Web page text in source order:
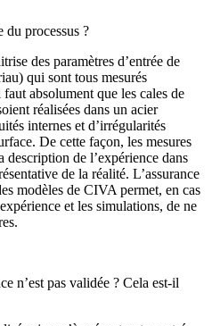
du processus ?
des paramètres d’entrée de
qui sont tous mesurés
absolument que les cales de
réalisées dans un acier
internes et d’irrégularités
De cette façon, les mesures
description de l’expérience dans
de la réalité. L’assurance
modèles de CIVA permet, en cas
et les simulations, de ne
n’est pas validée ? Cela est-il